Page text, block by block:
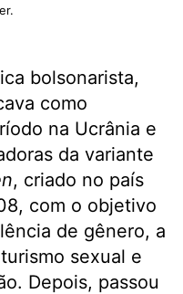
bolsonarista,
como
na Ucrânia e
da variante
, criado no país
com o objetivo
de gênero, a
sexual e
Depois, passou